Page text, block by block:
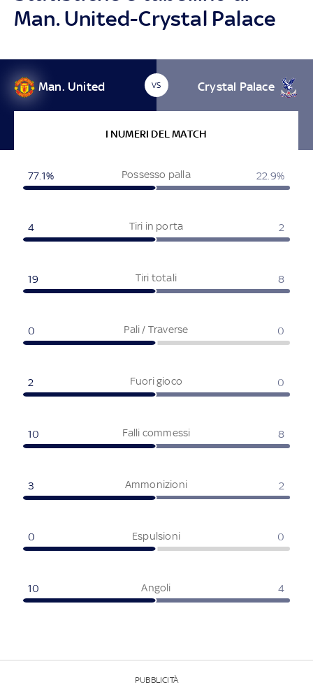
Man. United-Crystal Palace
Man. United VS Crystal Palace
I NUMERI DEL MATCH
Possesso palla
77.1% 22.9%
Tiri in porta
4 2
Tiri totali
19 8
Pali / Traverse
0 0
Fuori gioco
2 0
Falli commessi
10 8
Ammonizioni
3 2
Espulsioni
0 0
Angoli
10 4
PUBBLICITÀ